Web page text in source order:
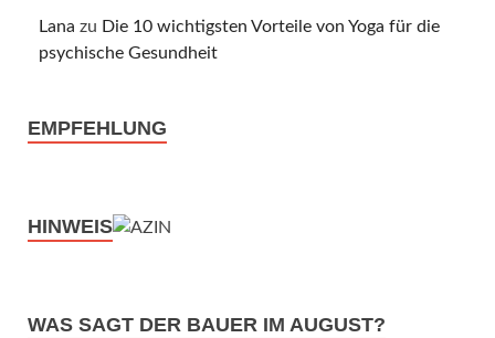
Lana zu Die 10 wichtigsten Vorteile von Yoga für die
psychische Gesundheit
EMPFEHLUNG
HINWEIS
WAS SAGT DER BAUER IM AUGUST?